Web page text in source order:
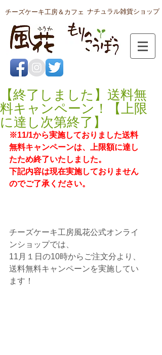
チーズケーキ工房＆カフェ ナチュラル雑貨ショップ
【終了しました】送料無
料キャンペーン！【上限
に達し次第終了】
※11/1から実施しておりました送料
無料キャンペーンは、上限額に達し
たため終了いたしました。
下記内容は現在実施しておりません
のでご了承ください。
チーズケーキ工房風花公式オンライ
ンショップでは、
11月１日の10時からご注文分より、
送料無料キャンペーンを実施してい
ます！